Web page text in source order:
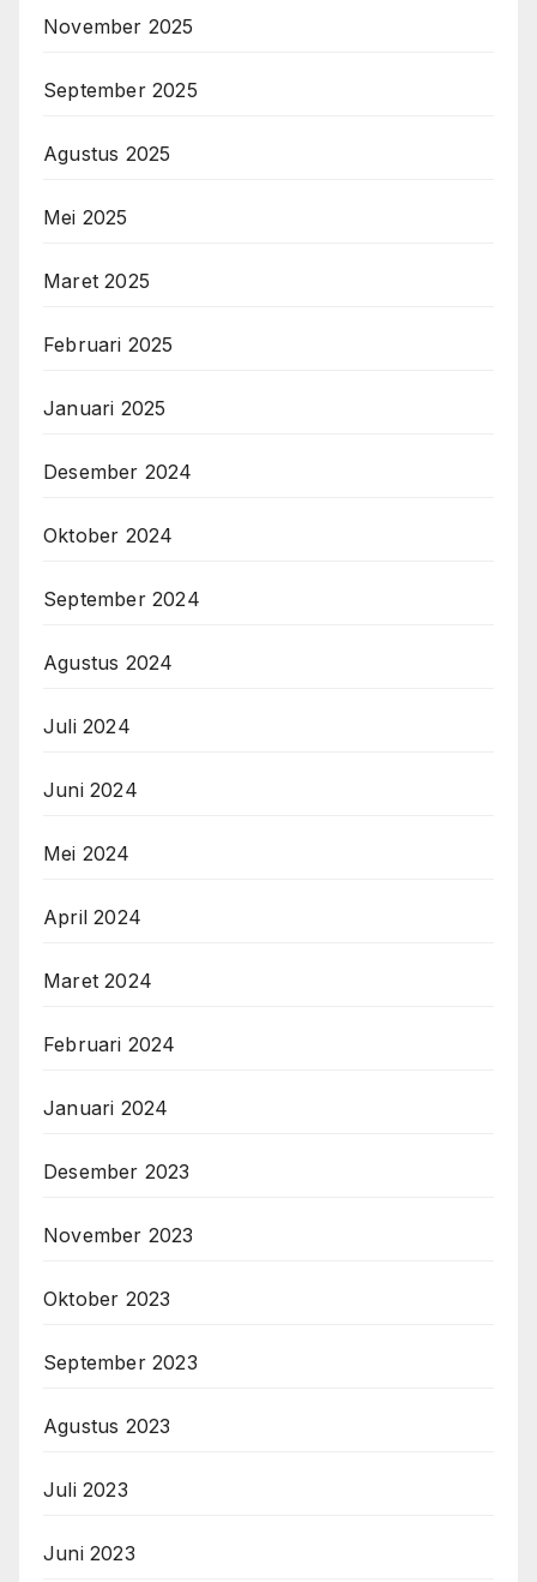
November 2025
September 2025
Agustus 2025
Mei 2025
Maret 2025
Februari 2025
Januari 2025
Desember 2024
Oktober 2024
September 2024
Agustus 2024
Juli 2024
Juni 2024
Mei 2024
April 2024
Maret 2024
Februari 2024
Januari 2024
Desember 2023
November 2023
Oktober 2023
September 2023
Agustus 2023
Juli 2023
Juni 2023